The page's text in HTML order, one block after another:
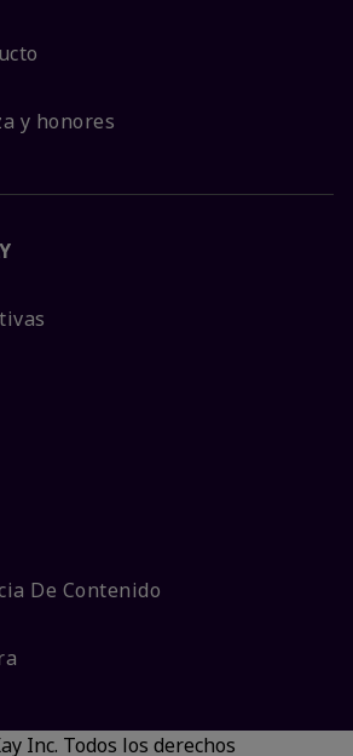
y honores
De Contenido
Inc. Todos los derechos